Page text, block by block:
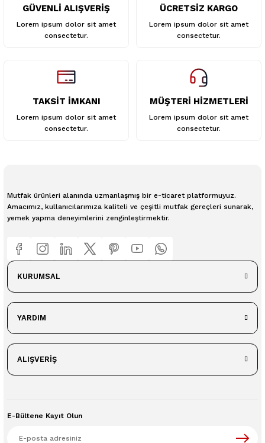
GÜVENLİ ALIŞVERİŞ
Lorem ipsum dolor sit amet
consectetur.
ÜCRETSİZ KARGO
Lorem ipsum dolor sit amet
consectetur.
TAKSİT İMKANI
Lorem ipsum dolor sit amet
consectetur.
MÜŞTERİ HİZMETLERİ
Lorem ipsum dolor sit amet
consectetur.
Mutfak ürünleri alanında uzmanlaşmış bir e-ticaret platformuyuz.
Amacımız, kullanıcılarımıza kaliteli ve çeşitli mutfak gereçleri sunarak,
yemek yapma deneyimlerini zenginleştirmektir.
KURUMSAL
YARDIM
ALIŞVERİŞ
E-Bültene Kayıt Olun